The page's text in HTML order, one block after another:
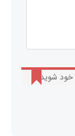
خود شوید.